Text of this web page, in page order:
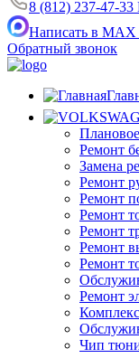
8 (812) 237-47-33
Написать в MAX
Обратный звонок
Ремонт
Замена
Ремонт
Ремонт
Ремонт
Ремонт
Ремонт
Ремонт
Ремонт
Чип